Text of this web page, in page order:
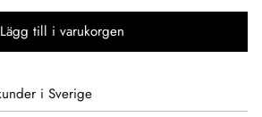
Lägg till i varukorgen
i Sverige